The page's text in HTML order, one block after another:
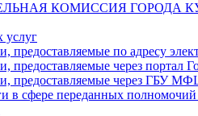
КОМИССИЯ ГОРОДА
услуг
предоставляемые по адресу
предоставляемые через портал
предоставляемые через ГБУ
в сфере переданных